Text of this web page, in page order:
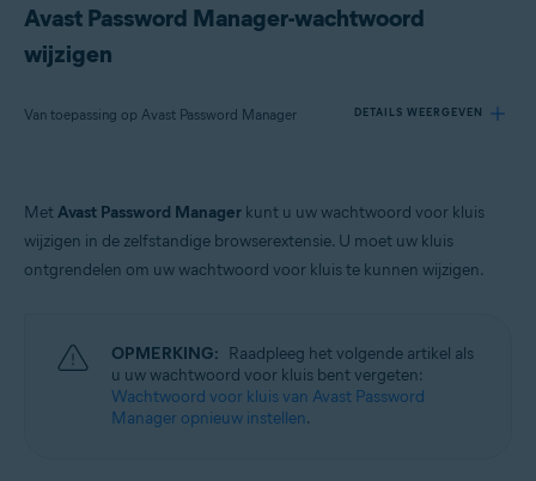
Avast Password Manager-wachtwoord
wijzigen
Van toepassing op Avast Password Manager DETAILS WEERGEVEN
Producten:
Avast Password Manager
MetAvast Password Manager kunt u uw wachtwoord voor kluis
wijzigen in de zelfstandige browserextensie. U moet uw kluis
ontgrendelen om uw wachtwoord voor kluis te kunnen wijzigen.
OPMERKING: Raadpleeg het volgende artikel als
u uw wachtwoord voor kluis bent vergeten:
Wachtwoord voor kluis van Avast Password
Manager opnieuw instellen.